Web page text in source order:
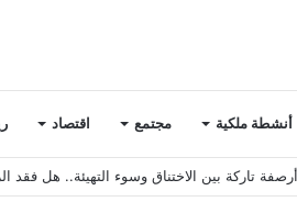
أنشطة ملكية مجتمع اقتصاد
أرصفة تاركة بين الاختناق وسوء التهيئة.. هل فقد